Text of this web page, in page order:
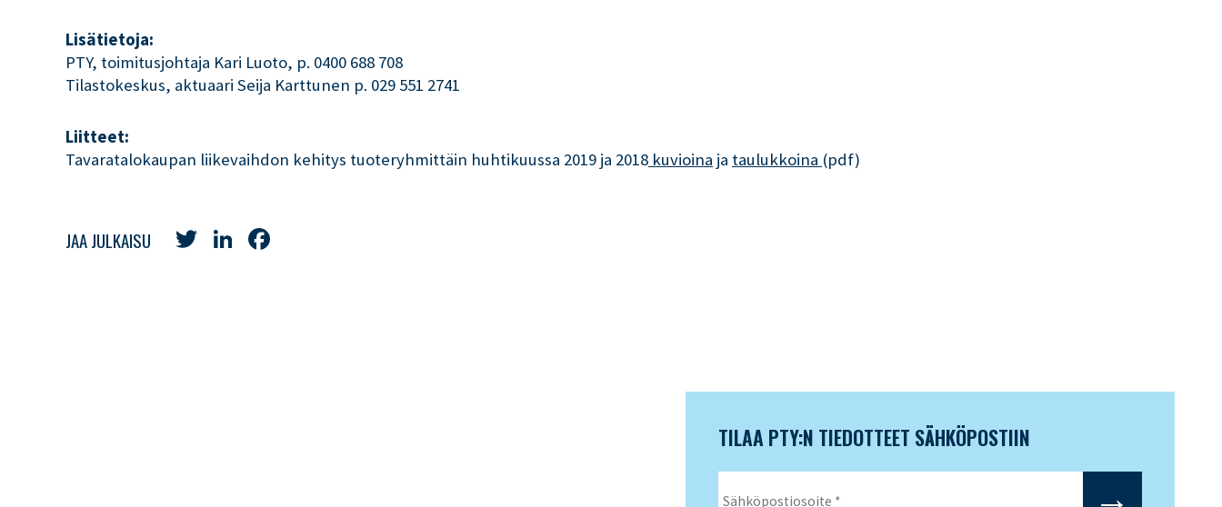
Lisätietoja:
PTY, toimitusjohtaja Kari Luoto, p. 0400 688 708
Tilastokeskus, aktuaari Seija Karttunen p. 029 551 2741
Liitteet:
Tavaratalokaupan liikevaihdon kehitys tuoteryhmittäin huhtikuussa 2019 ja 2018 kuvioina ja taulukkoina (pdf)
JAA JULKAISU TwitterLinkedIn
TILAA PTY:N TIEDOTTEET SÄHKÖPOSTIIN